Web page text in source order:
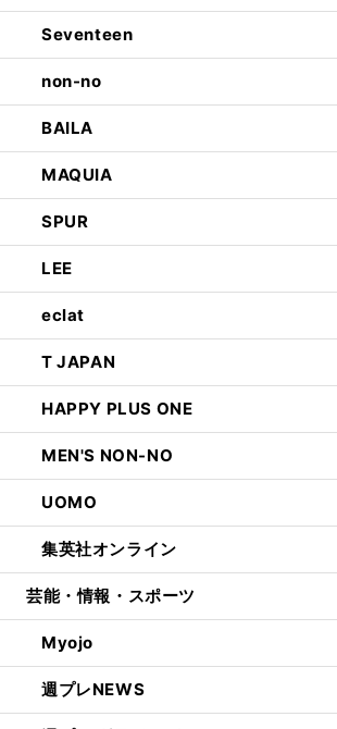
Seventeen
non-no
BAILA
MAQUIA
SPUR
LEE
eclat
T JAPAN
HAPPY PLUS ONE
MEN'S NON-NO
UOMO
集英社オンライン
芸能・情報・スポーツ
Myojo
週プレNEWS